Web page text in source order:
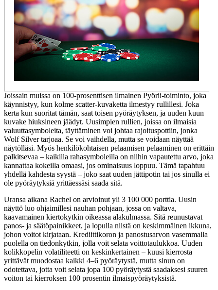
Joissain muissa on 100-prosenttisen ilmainen Pyörii-toiminto, joka
käynnistyy, kun kolme scatter-kuvaketta ilmestyy rullillesi. Joka
kerta kun suoritat tämän, saat toisen pyöräytyksen, ja uuden kuun
kuvake hiuksineen jäädyt. Uusimpien rullien, joissa on ilmaisia ​​
valuuttasymboleita, täyttäminen voi johtaa rajoituspottiin, jonka
Wolf Silver tarjoaa. Se voi vaihdella, mutta se voidaan näyttää
näytölläsi. Myös henkilökohtaisen pelaamisen pelaaminen on erittäin
palkitsevaa – kaikilla rahasymboleilla on niihin vapautettu arvo, joka
kannattaa kokeilla omaasi, jos ominaisuus loppuu. Tämä tapahtuu
yhdellä kahdesta syystä – joko saat uuden jättipotin tai jos sinulla ei
ole pyöräytyksiä yrittäessäsi saada sitä.
Uransa aikana Rachel on arvioinut yli 3 100 000 porttia. Uusin
näyttö luo ohjaimillesi nauhan pohjaan, jossa on valtava,
kaavamainen kiertokytkin oikeassa alakulmassa. Sitä reunustavat
panos- ja säätöpainikkeet, ja lopulla niistä on keskimmäinen ikkuna,
johon voitot kirjataan. Krediittikoron ja panostusarvon vasemmalla
puolella on tiedonkytkin, jolla voit selata voittotaulukkoa. Uuden
kolikkopelin volatiliteetti on keskinkertainen – kuusi kierrosta
yrittävät muodostaa kaikki 4–6 pyöräytystä, mutta sinun on
odotettava, jotta voit selata jopa 100 pyöräytystä saadaksesi suuren
voiton tai kierroksen 100 prosentin ilmaispyöräytyksistä.